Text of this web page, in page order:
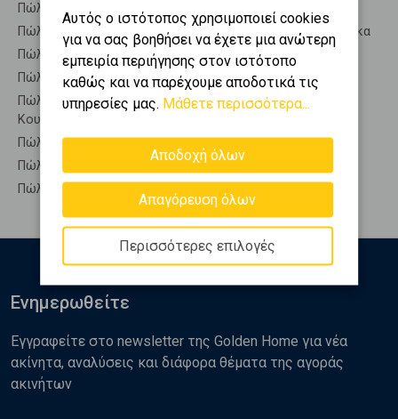
Πώληση Οικίες ΕΠΙΔΑΥΡΟΣ - Κουτρουμπαίικα
Πώληση Οροφοδιαμερίσματα ΕΠΙΔΑΥΡΟΣ - Κουτρουμπαίικα
Πώληση Οροφομεζονέτες ΕΠΙΔΑΥΡΟΣ - Κουτρουμπαίικα
Πώληση Ρετιρέ ΕΠΙΔΑΥΡΟΣ - Κουτρουμπαίικα
Πώληση Συγκροτήματα κατοικιών ΕΠΙΔΑΥΡΟΣ -
Κουτρουμπαίικα
Πώληση Υπόγεια ΕΠΙΔΑΥΡΟΣ - Κουτρουμπαίικα
Πώληση Υπόσκαφα ΕΠΙΔΑΥΡΟΣ - Κουτρουμπαίικα
Πώληση Υπολ. υψουν ΕΠΙΔΑΥΡΟΣ - Κουτρουμπαίικα
Αυτός ο ιστότοπος χρησιμοποιεί cookies
για να σας βοηθήσει να έχετε μια ανώτερη
εμπειρία περιήγησης στον ιστότοπο
καθώς και να παρέχουμε αποδοτικά τις
υπηρεσίες μας. Μάθετε περισσότερα...
Αποδοχή όλων
Απαγόρευση όλων
Περισσότερες επιλογές
Ενημερωθείτε
Εγγραφείτε στο newsletter της Golden Home για νέα
ακίνητα, αναλύσεις και διάφορα θέματα της αγοράς
ακινήτων